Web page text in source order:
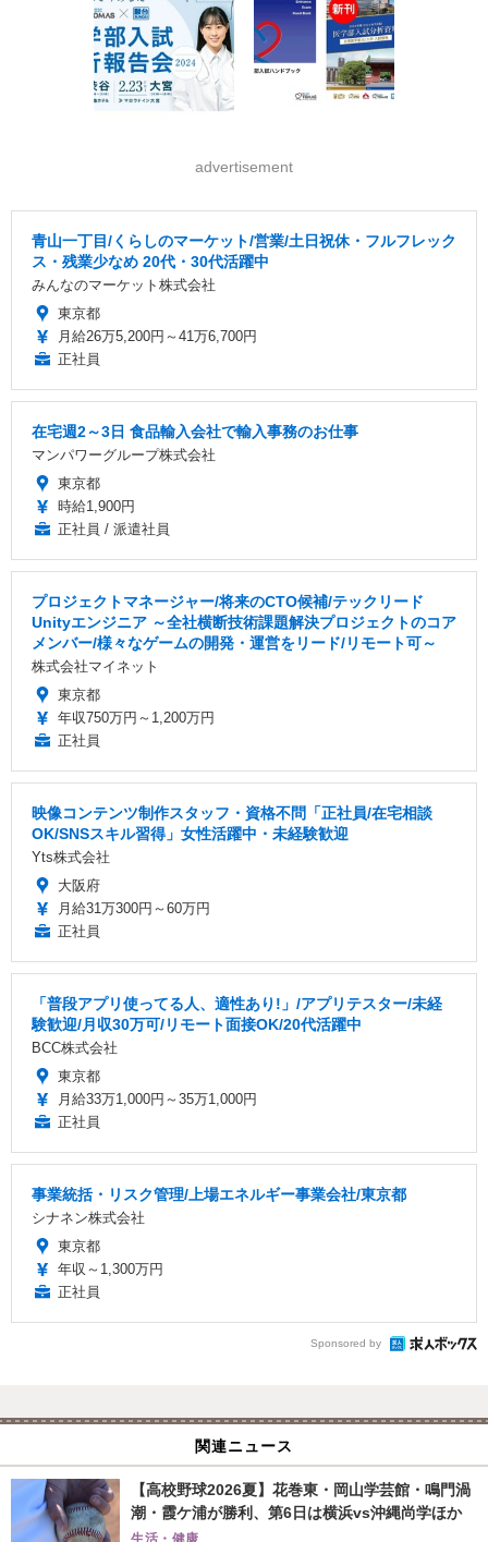
advertisement
青山一丁目/くらしのマーケット/営業/土日祝休・フルフレック
ス・残業少なめ 20代・30代活躍中
みんなのマーケット株式会社
東京都
月給26万5,200円～41万6,700円
正社員
在宅週2～3日 食品輸入会社で輸入事務のお仕事
マンパワーグループ株式会社
東京都
時給1,900円
正社員 / 派遣社員
プロジェクトマネージャー/将来のCTO候補/テックリード
Unityエンジニア ～全社横断技術課題解決プロジェクトのコア
メンバー/様々なゲームの開発・運営をリード/リモート可～
株式会社マイネット
東京都
年収750万円～1,200万円
正社員
映像コンテンツ制作スタッフ・資格不問「正社員/在宅相談
OK/SNSスキル習得」女性活躍中・未経験歓迎
Yts株式会社
大阪府
月給31万300円～60万円
正社員
「普段アプリ使ってる人、適性あり!」/アプリテスター/未経
験歓迎/月収30万可/リモート面接OK/20代活躍中
BCC株式会社
東京都
月給33万1,000円～35万1,000円
正社員
事業統括・リスク管理/上場エネルギー事業会社/東京都
シナネン株式会社
東京都
年収～1,300万円
正社員
Sponsored by
関連ニュース
【高校野球2026夏】花巻東・岡山学芸館・鳴門渦
潮・霞ケ浦が勝利、第6日は横浜vs沖縄尚学ほか
生活・健康